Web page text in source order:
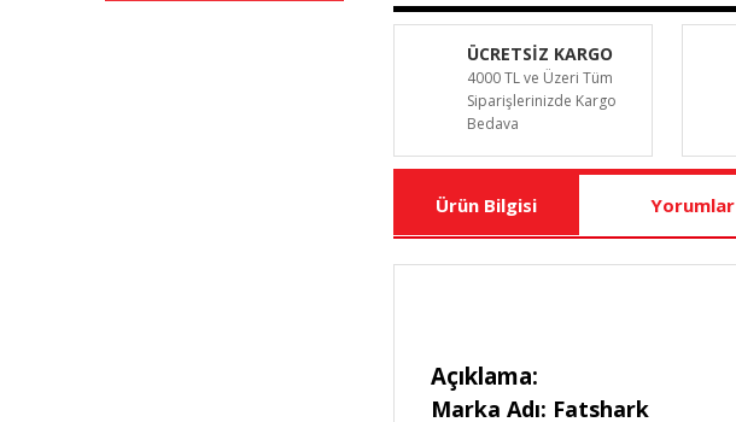
ÜCRETSİZ KARGO
4000 TL ve Üzeri Tüm
Siparişlerinizde Kargo
Bedava
Ürün Bilgisi Yorumlar
Açıklama:
Marka Adı: Fatshark